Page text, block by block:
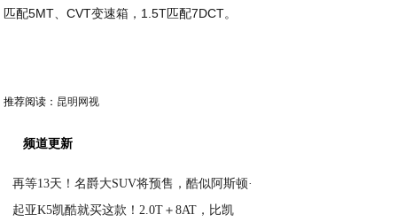
匹配5MT、CVT变速箱，1.5T匹配7DCT。
推荐阅读： 昆明网视
频道更新
再等13天！名爵大SUV将预售，酷似阿斯顿·
起亚K5凯酷就买这款！2.0T＋8AT，比凯